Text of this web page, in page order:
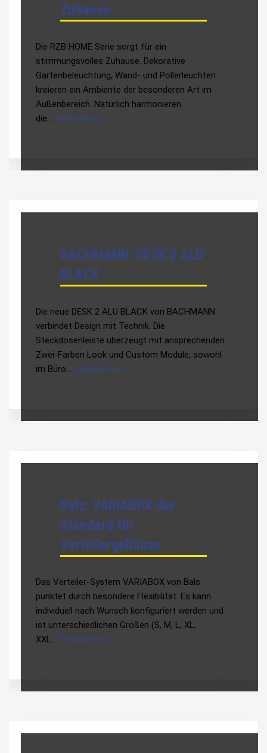
Zuhause
Die RZB HOME Serie sorgt für ein
stimmungsvolles Zuhause. Dekorative
Gartenbeleuchtung, Wand- und Pollerleuchten
kreieren ein Ambiente der besonderen Art im
Außenbereich. Natürlich harmonieren
die… Weiterlesen »
BACHMANN: DESK 2 ALU
BLACK
Die neue DESK 2 ALU BLACK von BACHMANN
verbindet Design mit Technik. Die
Steckdosenleiste überzeugt mit ansprechenden
Zwei-Farben Look und Custom Module, sowohl
im Büro… Weiterlesen »
Bals: VARIABOX der
Standard für
Verteilergehäuse
Das Verteiler-System VARIABOX von Bals
punktet durch besondere Flexibilität. Es kann
individuell nach Wunsch konfiguriert werden und
ist unterschiedlichen Größen (S, M, L, XL,
XXL… Weiterlesen »